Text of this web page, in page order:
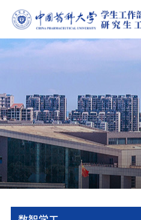
部门简介
教育管理
资助管理
心理健康